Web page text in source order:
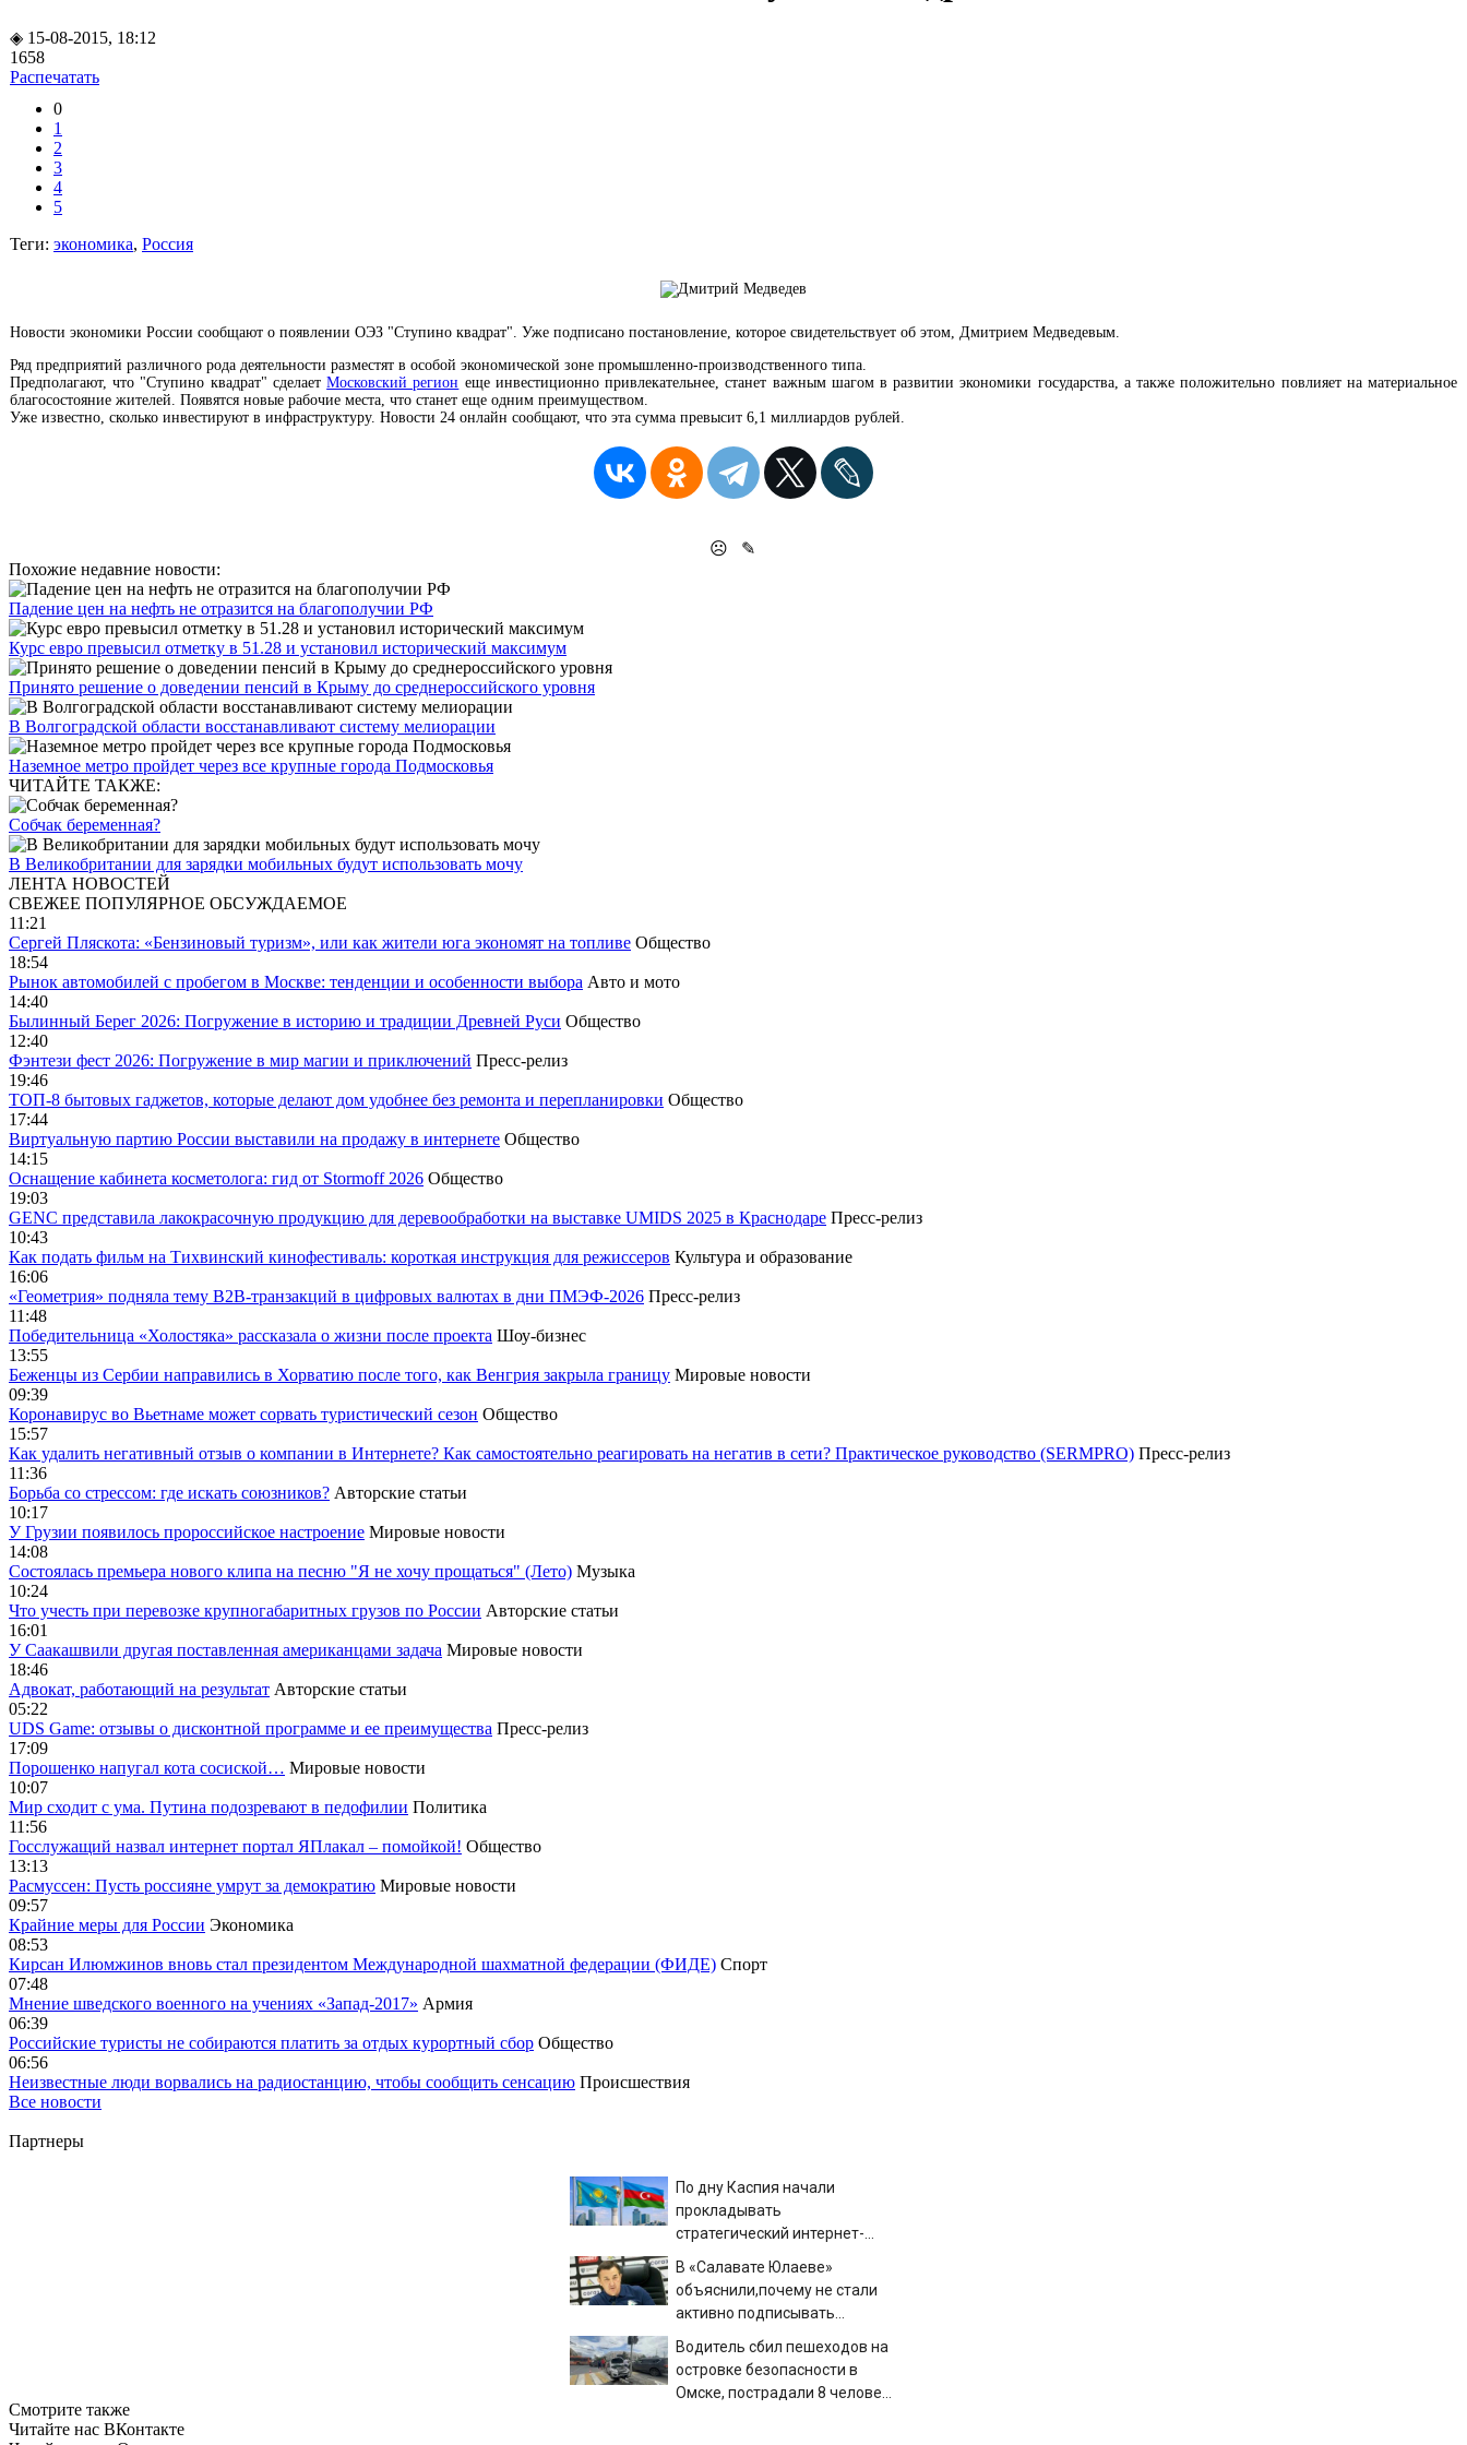
◈ 15-08-2015, 18:12
1658
Распечатать
0
1
2
3
4
5
Теги: экономика, Россия
Новости экономики России сообщают о появлении ОЭЗ "Ступино квадрат". Уже подписано постановление, которое свидетельствует об этом, Дмитрием Медведевым.
Ряд предприятий различного рода деятельности разместят в особой экономической зоне промышленно-производственного типа.
Предполагают, что "Ступино квадрат" сделаетМосковский регион еще инвестиционно привлекательнее, станет важным шагом в развитии экономики государства, а также положительно повлияет на материальное
благосостояние жителей. Появятся новые рабочие места, что станет еще одним преимуществом.
Уже известно, сколько инвестируют в инфраструктуру. Новости 24 онлайн сообщают, что эта сумма превысит 6,1 миллиардов рублей.
☹
✎
Похожие недавние новости:
Падение цен на нефть не отразится на благополучии РФ
Курс евро превысил отметку в 51.28 и установил исторический максимум
Принято решение о доведении пенсий в Крыму до среднероссийского уровня
В Волгоградской области восстанавливают систему мелиорации
Наземное метро пройдет через все крупные города Подмосковья
ЧИТАЙТЕ ТАКЖЕ:
Собчак беременная?
В Великобритании для зарядки мобильных будут использовать мочу
ЛЕНТА НОВОСТЕЙ
СВЕЖЕЕ ПОПУЛЯРНОЕ ОБСУЖДАЕМОЕ
11:21
Сергей Пляскота: «Бензиновый туризм», или как жители юга экономят на топливе Общество
18:54
Рынок автомобилей с пробегом в Москве: тенденции и особенности выбора Авто и мото
14:40
Былинный Берег 2026: Погружение в историю и традиции Древней Руси Общество
12:40
Фэнтези фест 2026: Погружение в мир магии и приключений Пресс-релиз
19:46
ТОП-8 бытовых гаджетов, которые делают дом удобнее без ремонта и перепланировки Общество
17:44
Виртуальную партию России выставили на продажу в интернете Общество
14:15
Оснащение кабинета косметолога: гид от Stormoff 2026 Общество
19:03
GENC представила лакокрасочную продукцию для деревообработки на выставке UMIDS 2025 в Краснодаре Пресс-релиз
10:43
Как подать фильм на Тихвинский кинофестиваль: короткая инструкция для режиссеров Культура и образование
16:06
«Геометрия» подняла тему B2B-транзакций в цифровых валютах в дни ПМЭФ-2026 Пресс-релиз
11:48
Победительница «Холостяка» рассказала о жизни после проекта Шоу-бизнес
13:55
Беженцы из Сербии направились в Хорватию после того, как Венгрия закрыла границу Мировые новости
09:39
Коронавирус во Вьетнаме может сорвать туристический сезон Общество
15:57
Как удалить негативный отзыв о компании в Интернете? Как самостоятельно реагировать на негатив в сети? Практическое руководство (SERMPRO) Пресс-релиз
11:36
Борьба со стрессом: где искать союзников? Авторские статьи
10:17
У Грузии появилось пророссийское настроение Мировые новости
14:08
Cостоялась премьера нового клипа на песню "Я не хочу прощаться" (Лето) Музыка
10:24
Что учесть при перевозке крупногабаритных грузов по России Авторские статьи
16:01
У Саакашвили другая поставленная американцами задача Мировые новости
18:46
Адвокат, работающий на результат Авторские статьи
05:22
UDS Game: отзывы о дисконтной программе и ее преимущества Пресс-релиз
17:09
Порошенко напугал кота сосиской… Мировые новости
10:07
Мир сходит с ума. Путина подозревают в педофилии Политика
11:56
Госслужащий назвал интернет портал ЯПлакал – помойкой! Общество
13:13
Расмуссен: Пусть россияне умрут за демократию Мировые новости
09:57
Крайние меры для России Экономика
08:53
Кирсан Илюмжинов вновь стал президентом Международной шахматной федерации (ФИДЕ) Спорт
07:48
Мнение шведского военного на учениях «Запад-2017» Армия
06:39
Российские туристы не собираются платить за отдых курортный сбор Общество
06:56
Неизвестные люди ворвались на радиостанцию, чтобы сообщить сенсацию Происшествия
Все новости
Партнеры
По дну Каспия начали
прокладывать
стратегический интернет-
В «Салавате Юлаеве»
объяснили,почему не стали
активно подписывать
игроков в межсезонье
Водитель сбил пешеходов на
островке безопасности в
Омске, пострадали 8 человек
Смотрите также
Читайте нас ВКонтакте